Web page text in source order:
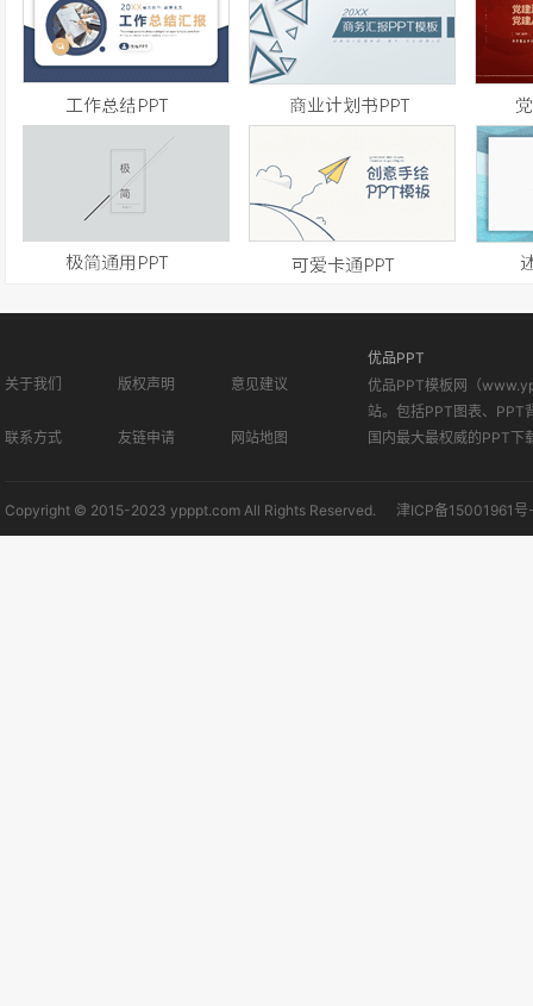
关于我们 版权声明 意见建议
联系方式 友链申请 网站地图
优品PPT
优品PPT模板网（
站。包括PPT图表、PPT
国内最大最权威的PPT下
Copyright © 2015-2023 ypppt.com All Rights Reserved. 津ICP备15001961号